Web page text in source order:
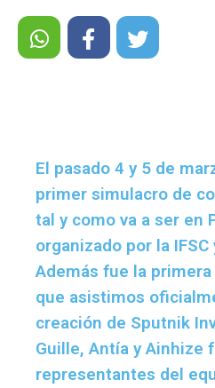
El pasado 4 y 5 de
primer simulacro de
tal y como va a ser en
organizado por la IFSC
Además fue la
que asistimos
creación de Sputnik
Guille, Antía y Ainhize
representantes del